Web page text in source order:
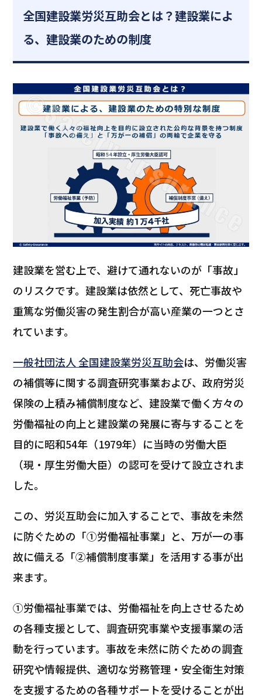
全国建設業労災互助会とは？建設業によ
る、建設業のための制度
建設業を営む上で、避けて通れないのが「事故」
のリスクです。建設業は依然として、死亡事故や
重篤な労働災害の発生割合が高い産業の一つとさ
れています。
一般社団法人 全国建設業労災互助会は、労働災害
の補償等に関する調査研究事業および、政府労災
保険の上積み補償制度など、建設業で働く方々の
労働福祉の向上と建設業の発展に寄与することを
目的に昭和54年（1979年）に当時の労働大臣
（現・厚生労働大臣）の認可を受けて設立されま
した。
この、労災互助会に加入することで、事故を未然
に防ぐための「①労働福祉事業」と、万が一の事
故に備える「②補償制度事業」を活用する事が出
来ます。
①労働福祉事業では、労働福祉を向上させるため
の各種支援として、調査研究事業や支援事業の活
動を行っています。事故を未然に防ぐための調査
研究や情報提供、適切な労務管理・安全衛生対策
を支援するための各種サポートを受けることが出